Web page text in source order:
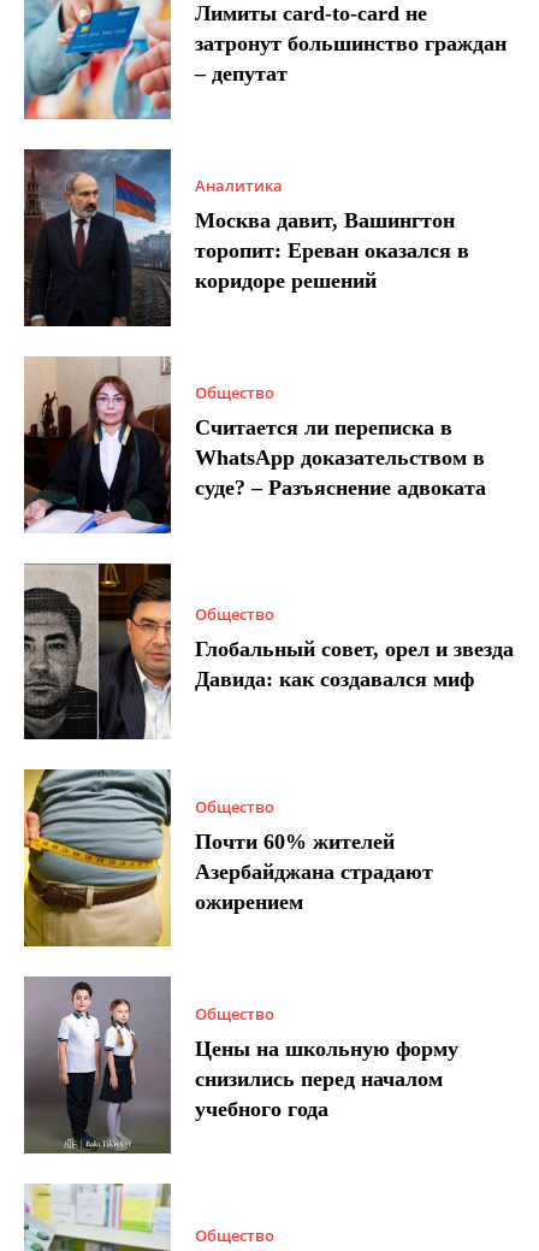
Лимиты card-to-card не
затронут большинство граждан
– депутат
Аналитика
Москва давит, Вашингтон
торопит: Ереван оказался в
коридоре решений
Общество
Считается ли переписка в
WhatsApp доказательством в
суде? – Разъяснение адвоката
Общество
Глобальный совет, орел и звезда
Давида: как создавался миф
Общество
Почти 60% жителей
Азербайджана страдают
ожирением
Общество
Цены на школьную форму
снизились перед началом
учебного года
Общество